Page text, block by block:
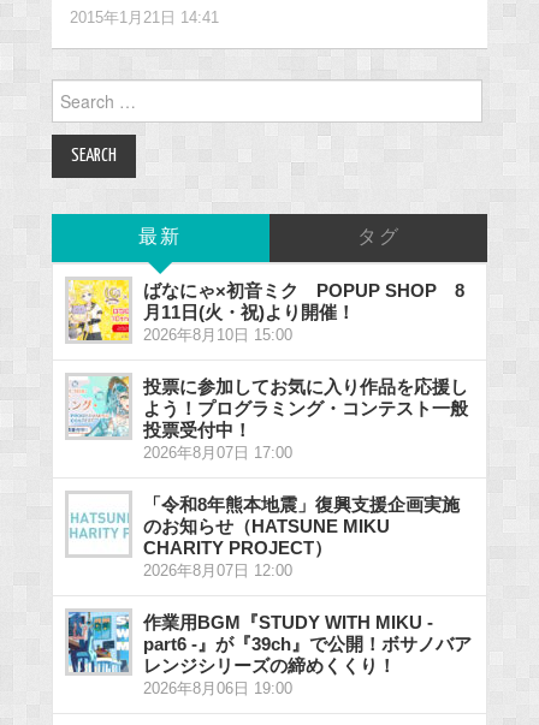
2015年1月21日 14:41
for:
最新 タグ
ばなにゃ×初音ミク POPUP SHOP 8
月11日(火・祝)より開催！
2026年8月10日 15:00
投票に参加してお気に入り作品を応援し
よう！プログラミング・コンテスト一般
投票受付中！
2026年8月07日 17:00
「令和8年熊本地震」復興支援企画実施
のお知らせ（HATSUNE MIKU
CHARITY PROJECT）
2026年8月07日 12:00
作業用BGM『STUDY WITH MIKU -
part6 -』が『39ch』で公開！ボサノバア
レンジシリーズの締めくくり！
2026年8月06日 19:00